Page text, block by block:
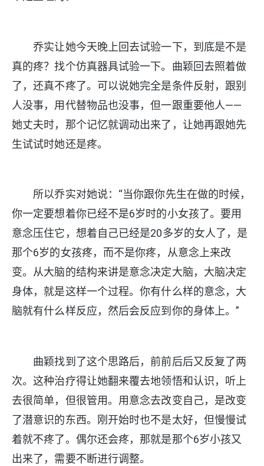
乔实让她今天晚上回去试验一下，到底是不是
真的疼？找个仿真器具试验一下。曲颖回去照着做
了，还真不疼了。可以说她完全是条件反射，跟别
人没事，用代替物品也没事，但一跟重要他人——
她丈夫时，那个记忆就调动出来了，让她再跟她先
生试试时她还是疼。
所以乔实对她说：“当你跟你先生在做的时候，
你一定要想着你已经不是6岁时的小女孩了。要用
意念压住它，想着自己已经是20多岁的女人了，是
那个6岁的女孩疼，而不是你疼，从意念上来改
变。从大脑的结构来讲是意念决定大脑，大脑决定
身体，就是这样一个过程。你有什么样的意念，大
脑就有什么样反应，然后会反应到你的身体上。”
曲颖找到了这个思路后，前前后后又反复了两
次。这种治疗得让她翻来覆去地领悟和认识，听上
去很简单，但很管用。用意念去改变自己，是改变
了潜意识的东西。刚开始时也不是太好，但慢慢试
着就不疼了。偶尔还会疼，那就是那个6岁小孩又
出来了，需要不断进行调整。